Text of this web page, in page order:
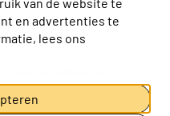
en advertenties te
lees ons